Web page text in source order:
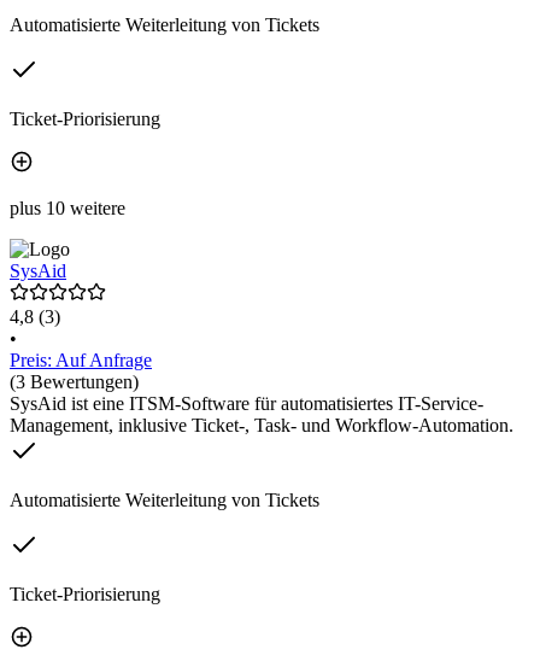
Automatisierte Weiterleitung von Tickets
Ticket-Priorisierung
plus 10 weitere
SysAid
4,8 (3)
•
Preis: Auf Anfrage
(3 Bewertungen)
SysAid ist eine ITSM-Software für automatisiertes IT-Service-
Management, inklusive Ticket-, Task- und Workflow-Automation.
Automatisierte Weiterleitung von Tickets
Ticket-Priorisierung